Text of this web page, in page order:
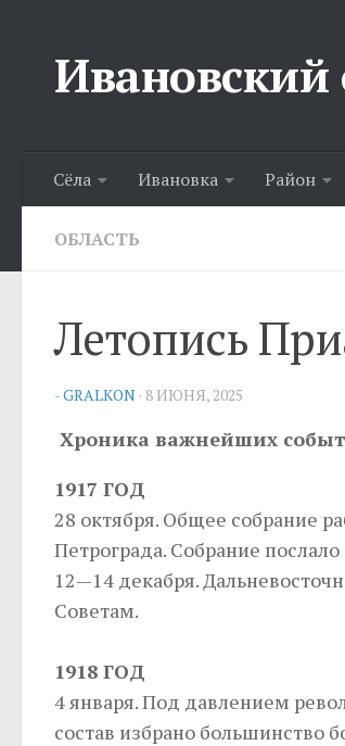
Ивановский
Сёла Ивановка Район
ОБЛАСТЬ
Летопись
-GRALKON · 8 ИЮНЯ, 2025
Хроника важнейших
1917 ГОД
28 октября. Общее собрание
Петрограда. Собрание
12—14 декабря.
Советам.
1918 ГОД
4 января. Под давлением
состав избрано большинство